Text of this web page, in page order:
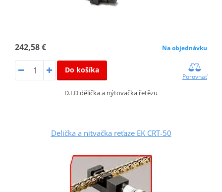
242,58 € Na objednávku
Do košíka
Porovnať
D.I.D dělička a nýtovačka řetězu
Delička a nitvačka reťaze EK CRT-50